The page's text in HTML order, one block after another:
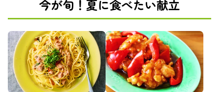
今が旬！夏に食べたい献立